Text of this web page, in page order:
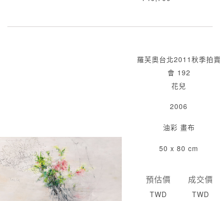
羅芙奧台北2011秋季拍
會 192
花兒
2006
油彩 畫布
50 x 80 cm
預估價
TWD
成交價
TWD